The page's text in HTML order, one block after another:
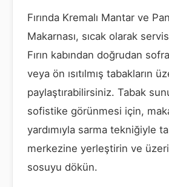
Fırında Kremalı Mantar ve
Makarnası, sıcak olarak
Fırın kabından doğrudan
veya ön ısıtılmış tabakların
paylaştırabilirsiniz. Tabak
sofistike görünmesi için,
yardımıyla sarma tekniğiyle
merkezine yerleştirin ve
sosuyu dökün.